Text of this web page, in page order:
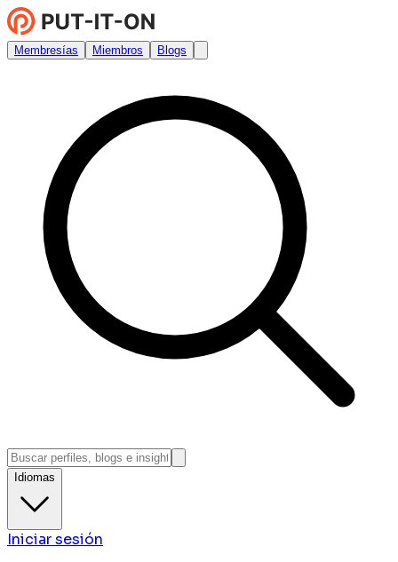
Membresías Miembros Blogs
Idiomas
Iniciar sesión